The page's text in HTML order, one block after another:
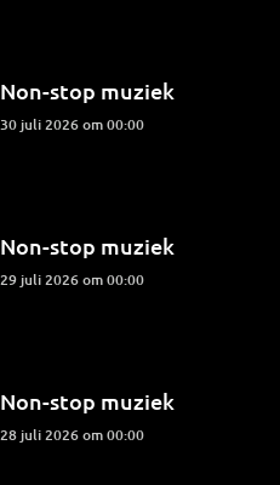
Non-stop muziek
30 juli 2026 om 00:00
Non-stop muziek
29 juli 2026 om 00:00
Non-stop muziek
28 juli 2026 om 00:00